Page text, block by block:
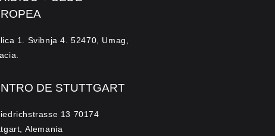
1. Svibnja 4. 52470, Umag,
DE STUTTGART
13 70174
Alemania